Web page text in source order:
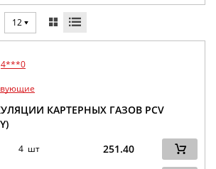
12
4***0
КАРТЕРНЫХ ГАЗОВ PCV
4 шт 251.40